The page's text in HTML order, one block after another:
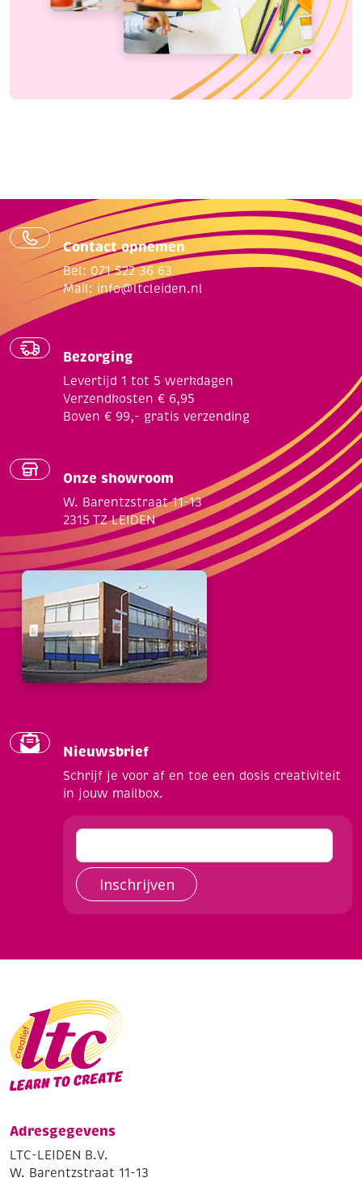
Contact opnemen
Bel: 071 522 36 63
Mail: info@ltcleiden.nl
Bezorging
Levertijd 1 tot 5 werkdagen
Verzendkosten € 6,95
Boven € 99,- gratis verzending
Onze showroom
W. Barentzstraat 11-13
2315 TZ LEIDEN
Nieuwsbrief
Schrijf je voor af en toe een dosis creativiteit
in jouw mailbox.
Inschrijven
Adresgegevens
LTC-LEIDEN B.V.
W. Barentzstraat 11-13